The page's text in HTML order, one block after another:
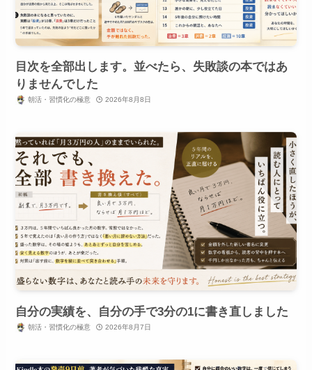
目次を全部出します。並べたら、失敗談の本ではあ
りませんでした
朝活・習慣化の極意 2026年8月8日
自分の実績を、自分の手で3分の1に書き直しました
朝活・習慣化の極意 2026年8月7日